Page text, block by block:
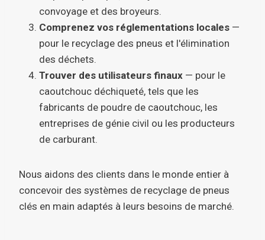
convoyage et des broyeurs.
Comprenez vos réglementations locales —
pour le recyclage des pneus et l'élimination
des déchets.
Trouver des utilisateurs finaux — pour le
caoutchouc déchiqueté, tels que les
fabricants de poudre de caoutchouc, les
entreprises de génie civil ou les producteurs
de carburant.
Nous aidons des clients dans le monde entier à
concevoir des systèmes de recyclage de pneus
clés en main adaptés à leurs besoins de marché.